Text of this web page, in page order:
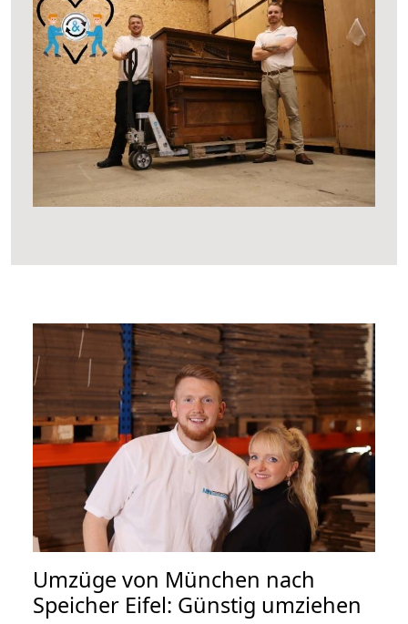
Umzüge von München nach
Speicher Eifel: Günstig umziehen